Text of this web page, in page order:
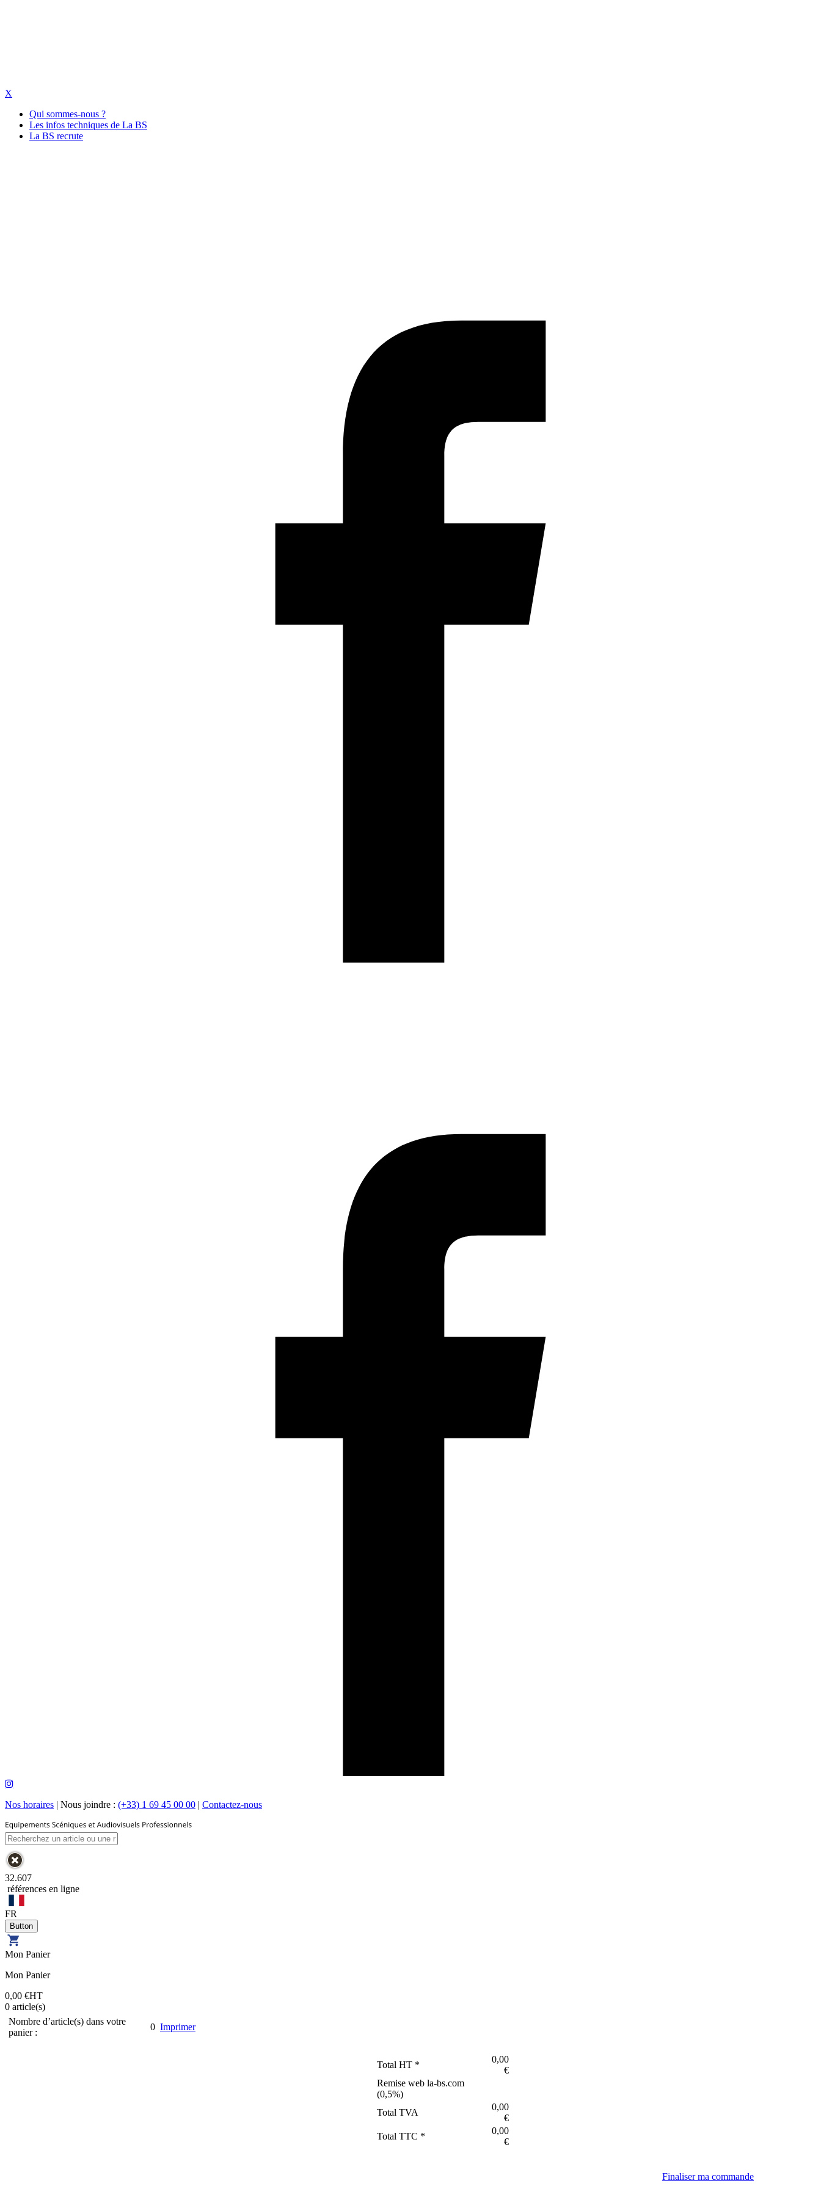
X
Qui sommes-nous ?
Les infos techniques de La BS
La BS recrute
Nos horaires | Nous joindre : (+33) 1 69 45 00 00 | Contactez-nous
32.607
références en ligne
FR
Mon Panier
Mon Panier
0,00 €HT
0 article(s)
Nombre d’article(s) dans votre
panier :
0 Imprimer
Total HT *
0,00
€
Remise web la-bs.com
(0,5%)
Total TVA
0,00
€
Total TTC *
0,00
€
Finaliser ma commande